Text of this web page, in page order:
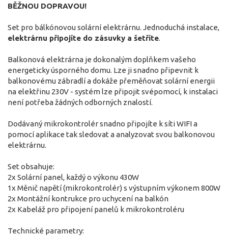
BĚŽNOU DOPRAVOU!
Set pro bálkónovou solární elektrárnu. Jednoduchá instalace,
elektrárnu připojíte do zásuvky a šetříte.
Balkonová elektrárna je dokonalým doplňkem vašeho
energeticky úsporného domu. Lze ji snadno připevnit k
balkonovému zábradlí a dokáže přeměňovat solární energii
na elektřinu 230V - systém lze připojit svépomocí, k instalaci
není potřeba žádných odborných znalostí.
Dodávaný mikrokontrolér snadno připojíte k síti WIFI a
pomocí aplikace tak sledovat a analyzovat svou balkonovou
elektrárnu.
Set obsahuje:
2x Solární panel, každý o výkonu 430W
1x Měnič napětí (mikrokontrolér) s výstupním výkonem 800W
2x Montážní kontrukce pro uchycení na balkón
2x Kabeláž pro připojení panelů k mikrokontroléru
Technické parametry: